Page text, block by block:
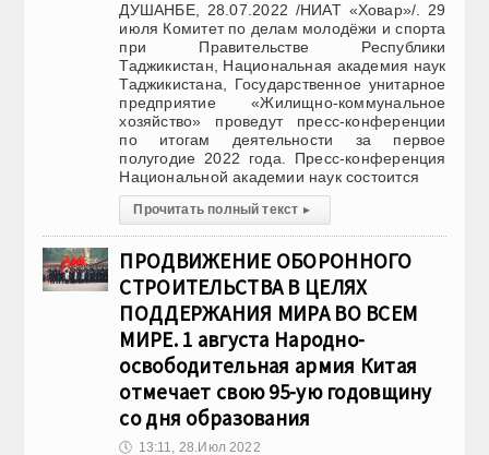
ДУШАНБЕ, 28.07.2022 /НИАТ «Ховар»/. 29
июля Комитет по делам молодёжи и спорта
при Правительстве Республики
Таджикистан, Национальная академия наук
Таджикистана, Государственное унитарное
предприятие «Жилищно-коммунальное
хозяйство» проведут пресс-конференции
по итогам деятельности за первое
полугодие 2022 года. Пресс-конференция
Национальной академии наук состоится
Прочитать полный текст ▸
ПРОДВИЖЕНИЕ ОБОРОННОГО
СТРОИТЕЛЬСТВА В ЦЕЛЯХ
ПОДДЕРЖАНИЯ МИРА ВО ВСЕМ
МИРЕ. 1 августа Народно-
освободительная армия Китая
отмечает свою 95-ую годовщину
со дня образования
🕔 13:11, 28.Июл 2022